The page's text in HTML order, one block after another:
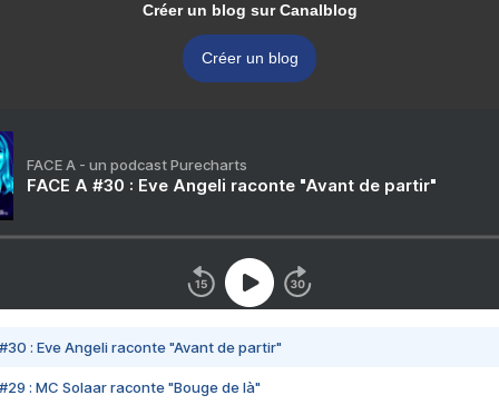
Créer un blog sur Canalblog
Créer un blog
FACE A - un podcast Purecharts
FACE A #30 : Eve Angeli raconte "Avant de partir"
#30 : Eve Angeli raconte "Avant de partir"
#29 : MC Solaar raconte "Bouge de là"